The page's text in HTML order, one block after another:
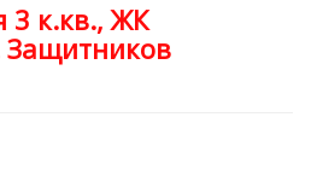
3 к.кв., ЖК
Защитников